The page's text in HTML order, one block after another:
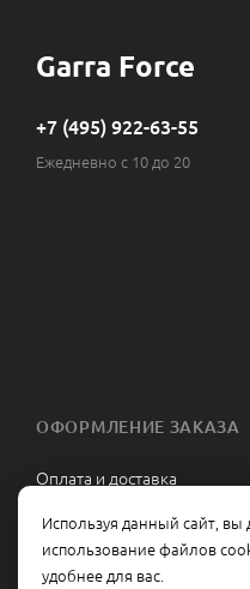
Используя данный сайт, вы
использование файлов
удобнее для вас.
Garra Force
+7 (495) 922-63-55
Ежедневно с 10 до 20
ОФОРМЛЕНИЕ ЗАКАЗА
Оплата и доставка
Сборка и монтаж
Гарантии и возврат